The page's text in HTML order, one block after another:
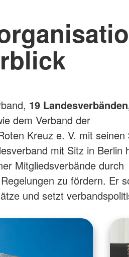
19
dem Verband der
Kreuz e. V. mit seinen
mit Sitz in Berlin
Mitgliedsverbände durch
zu fördern. Er
und setzt